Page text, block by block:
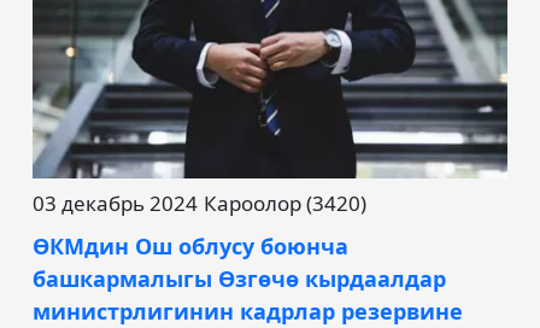
03 декабрь 2024 Кароолор (3420)
ӨКМдин Ош облусу боюнча
башкармалыгы Өзгөчө кырдаалдар
министрлигинин кадрлар резервине